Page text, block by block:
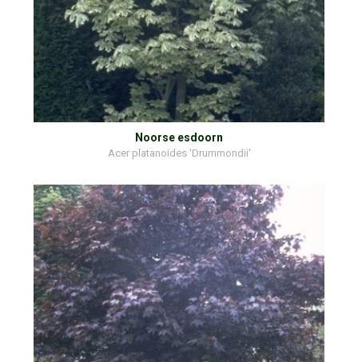
Noorse esdoorn
Acer platanoides 'Drummondii'